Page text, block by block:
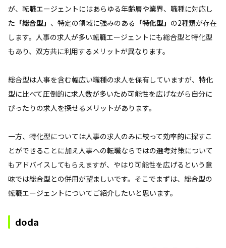
が、転職エージェントにはあらゆる年齢層や業界、職種に対応し
た 「総合型」 、特定の領域に強みのある 「特化型」 の2種類が存在
します。人事の求人が多い転職エージェントにも総合型と特化型
もあり、双方共に利用するメリットが異なります。
総合型は人事を含む幅広い職種の求人を保有していますが、特化
型に比べて圧倒的に求人数が多いため可能性を広げながら自分に
ぴったりの求人を探せるメリットがあります。
一方、特化型については人事の求人のみに絞って効率的に探すこ
とができることに加え人事への転職ならではの選考対策について
もアドバイスしてもらえますが、やはり可能性を広げるという意
味では総合型との併用が望ましいです。そこでまずは、総合型の
転職エージェントについてご紹介したいと思います。
doda